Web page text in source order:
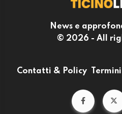
News e
© 2026 - All
Contatti & Policy